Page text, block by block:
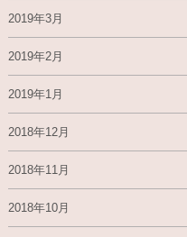
2019年3月
2019年2月
2019年1月
2018年12月
2018年11月
2018年10月